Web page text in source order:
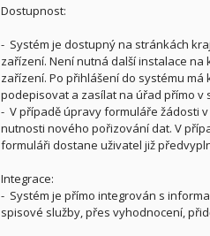
Dostupnost:
- Systém je dostupný na stránkách
zařízení. Není nutná další instalace
zařízení. Po přihlášení do systému
podepisovat a zasílat na úřad přímo v
- V případě úpravy formuláře žádosti
nutnosti nového pořizování dat. V
formuláři dostane uživatel již
Integrace:
- Systém je přímo integrován s
spisové služby, přes vyhodnocení,